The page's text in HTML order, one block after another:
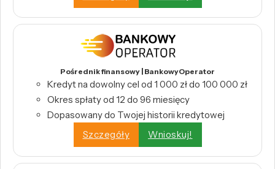
Pośrednik finansowy | BankowyOperator
Kredyt na dowolny cel od 1 000 zł do 100 000 zł
Okres spłaty od 12 do 96 miesięcy
Dopasowany do Twojej historii kredytowej
Szczegóły
Wnioskuj!